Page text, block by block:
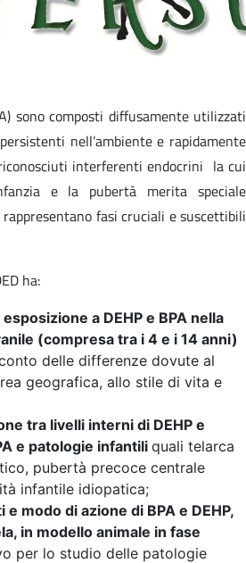
sono composti diffusamente utilizzati
nell’ambiente e rapidamente
interferenti endocrini la cui
e la pubertà merita speciale
fasi cruciali e suscettibili
ha:
a DEHP e BPA nella
(compresa tra i 4 e i 14 anni)
delle differenze dovute al
geografica, allo stile di vita e
tra livelli interni di DEHP e
e patologie infantili quali telarca
pubertà precoce centrale
infantile idiopatica;
modo di azione di BPA e DEHP,
in modello animale in fase
per lo studio delle patologie